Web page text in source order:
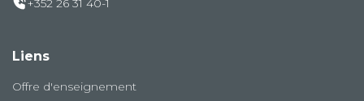
+352 26 31 40-1
Liens
Offre d'enseignement